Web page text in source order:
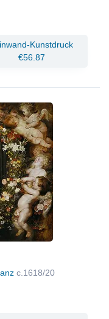
Kunstdruck
€56.87
c.1618/20